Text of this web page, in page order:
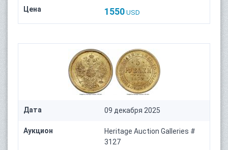
Цена 1550 USD
Дата 09 декабря 2025
Аукцион
Heritage Auction Galleries #
3127